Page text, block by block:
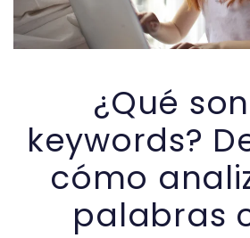
¿Qué
keywords?
cómo
palabras